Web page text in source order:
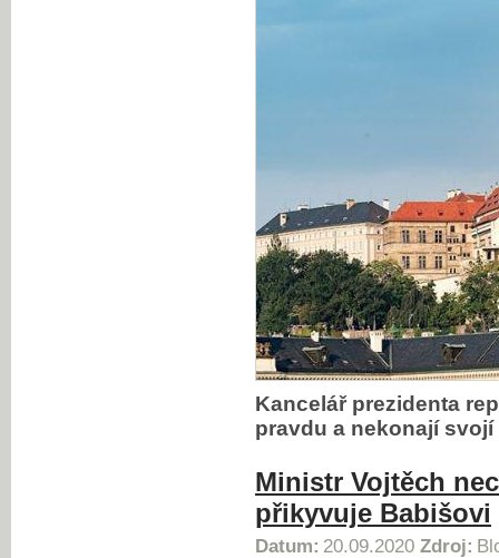
Kancelář prezidenta
pravdu a nekonají
Ministr Vojtěch
přikyvuje Babišovi
Datum: 20.09.2020 Zdroj: